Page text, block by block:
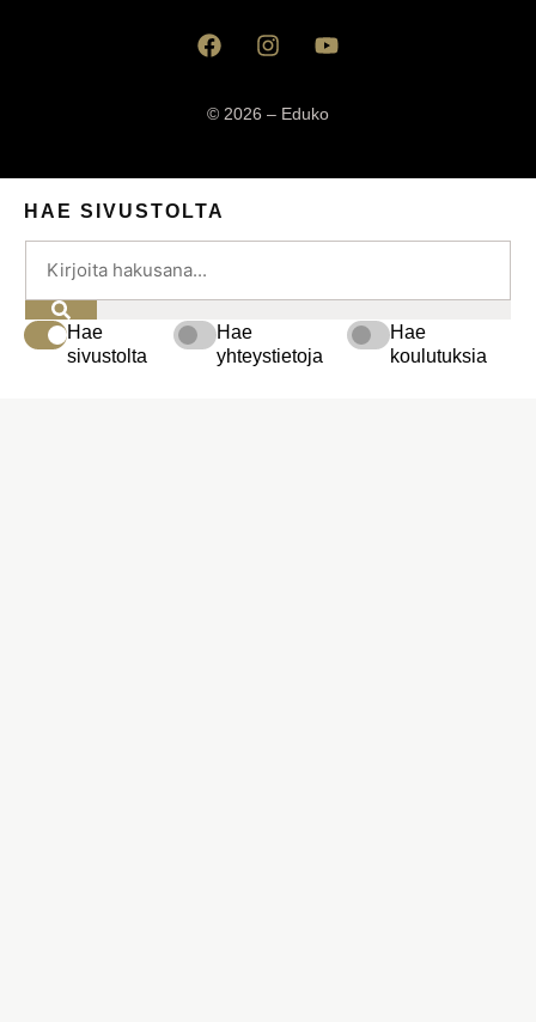
© 2026 – Eduko
HAE SIVUSTOLTA
Hae
sivustolta
Hae
yhteystietoja
Hae
koulutuksia